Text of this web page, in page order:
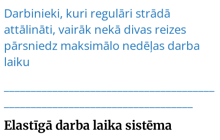
Darbinieki, kuri regulāri strādā
attālināti, vairāk nekā divas reizes
pārsniedz maksimālo nedēļas darba
laiku
Elastīgā darba laika sistēma